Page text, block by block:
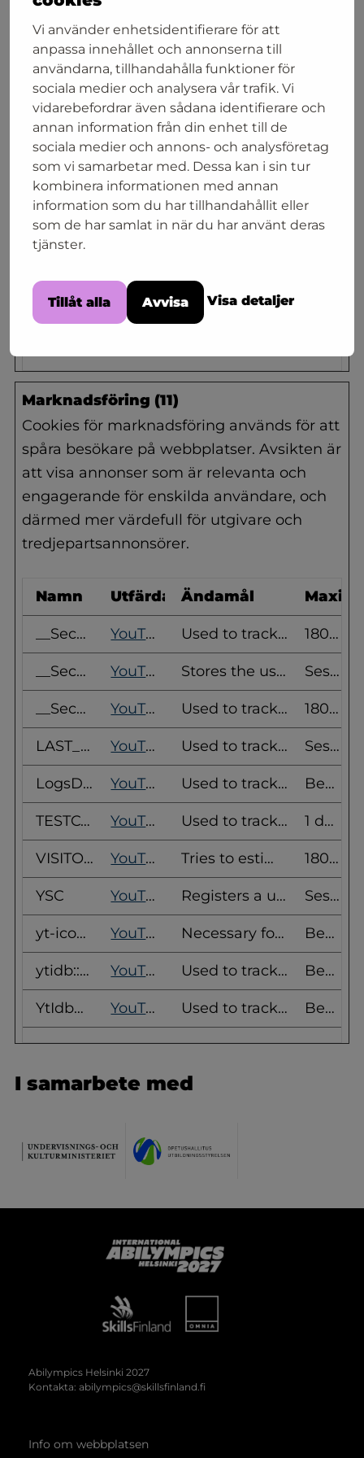
Vi använder enhetsidentifierare för att
anpassa innehållet och annonserna till
användarna, tillhandahålla funktioner för
sociala medier och analysera vår trafik. Vi
vidarebefordrar även sådana identifierare och
annan information från din enhet till de
sociala medier och annons- och analysföretag
som vi samarbetar med. Dessa kan i sin tur
kombinera informationen med annan
information som du har tillhandahållit eller
som de har samlat in när du har använt deras
tjänster.
Tillåt alla Avvisa Visa detaljer
CookieConsent Cookiebot Indikerar medgivande för cookies.
Statistik (2)
Cookies för statistik hjälper en
webbplatsägare att förstå hur besökare
interagerar med webbplatser genom att
samla och rapportera in information
anonymt.
_ga Google Google analytics, _ga används för att förstå hur besökaren navigerar runt på webbplatsen
Marknadsföring (11)
Cookies för marknadsföring används för att
spåra besökare på webbplatser. Avsikten är
att visa annonser som är relevanta och
engagerande för enskilda användare, och
därmed mer värdefull för utgivare och
tredjepartsannonsörer.
Namn UtfärdareÄndamål
__Secure-ROLLOUT_TOKEN YouTube Used to track user’s interaction with embedded content. 180 dagar
__Secure-YEC YouTube Stores the user's video player preferences using embedded YouTube video Session
__Secure-YNID YouTube Used to track user’s interaction with embedded content. 180 dagar
LAST_RESULT_ENTRY_KEY YouTube Used to track user’s interaction with embedded content. Session
LogsDatabaseV2:V#||LogsRequestsStore YouTube Used to track user’s interaction with embedded content. Beständig
TESTCOOKIESENABLED YouTube Used to track user’s interaction with embedded content. 1 dag
VISITOR_INFO1_LIVE YouTube Tries to estimate the users' bandwidth on pages with integrated YouTube videos. 180 dagar
YSC YouTube Registers a unique ID to keep statistics of what videos from YouTube the user has seen. Session
yt-icons-last-purged YouTube Necessary for the implementation and functionality of YouTube video-content on the website. Beständig
ytidb::LAST_RESULT_ENTRY_KEY YouTube Used to track user’s interaction with embedded content. Beständig
YtIdbMeta#databases YouTube Used to track user’s interaction with embedded content. Beständig
I samarbete med
Abilympics Helsinki 2027
Kontakta: abilympics@skillsfinland.fi
Info om webbplatsen